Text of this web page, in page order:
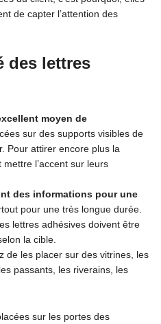
de capter l’attention des
des lettres
moyen de
sur des supports visibles de
Pour attirer encore plus la
l’accent sur leurs
des informations pour une
pour une très longue durée.
lettres adhésives doivent être
la cible.
de les placer sur des vitrines, les
passants, les riverains, les
sur les portes des